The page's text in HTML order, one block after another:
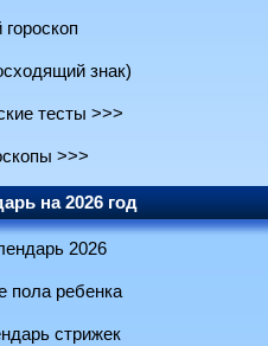
знак)
тесты >>>
>>>
на 2026 год
2026
пола ребенка
стрижек